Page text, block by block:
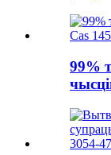
99%